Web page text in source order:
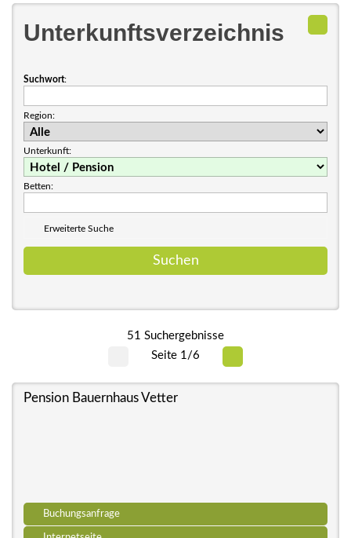
Unterkunftsverzeichnis
Suchwort:
Region:
Unterkunft:
Betten:
Erweiterte Suche
51 Suchergebnisse
Seite 1/6
Pension Bauernhaus Vetter
Buchungsanfrage